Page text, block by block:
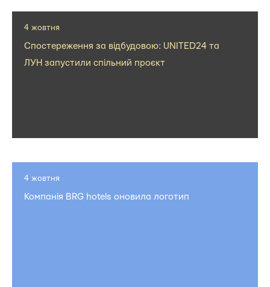
4 жовтня
Спостереження за відбудовою: UNITED24 та
ЛУН запустили спільний проєкт
4 жовтня
Компанія BRG hotels оновила логотип